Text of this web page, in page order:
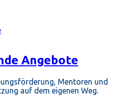
Angebote
Mentoren und
auf dem eigenen Weg.